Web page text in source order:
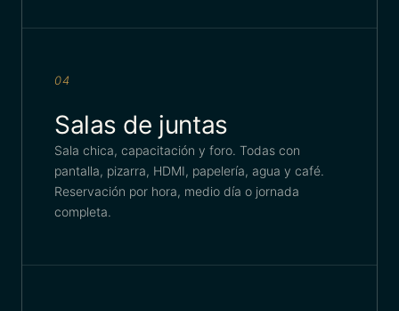
04
Salas de juntas
Sala chica, capacitación y foro. Todas con
pantalla, pizarra, HDMI, papelería, agua y café.
Reservación por hora, medio día o jornada
completa.